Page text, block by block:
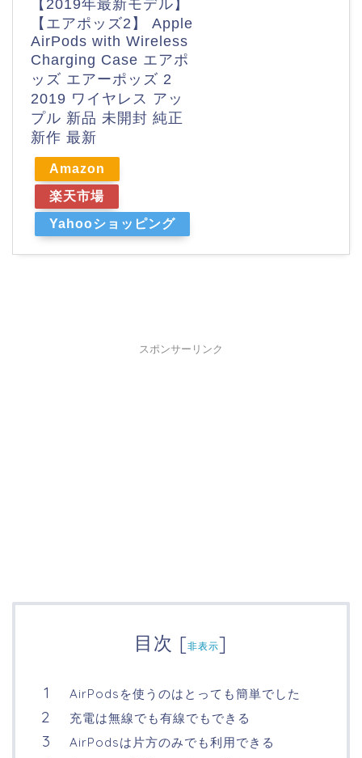
【2019年最新モデル】
【エアポッズ2】 Apple
AirPods with Wireless
Charging Case エアポ
ッズ エアーポッズ 2
2019 ワイヤレス アッ
プル 新品 未開封 純正
新作 最新
Amazon
楽天市場
Yahooショッピング
スポンサーリンク
目次 [非表示]
AirPodsを使うのはとっても簡単でした
充電は無線でも有線でもできる
AirPodsは片方のみでも利用できる